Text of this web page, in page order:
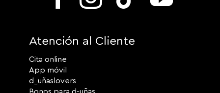
Atención al Cliente
Cita online
App móvil
d_uñaslovers